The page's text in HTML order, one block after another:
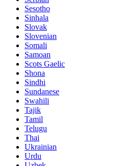
Sesotho
Sinhala
Slovak
Slovenian
Somali
Samoan
Scots Gaelic
Shona
Sindhi
Sundanese
Swahili
Tajik
Tamil
Telugu
Thai
Ukrainian
Urdu